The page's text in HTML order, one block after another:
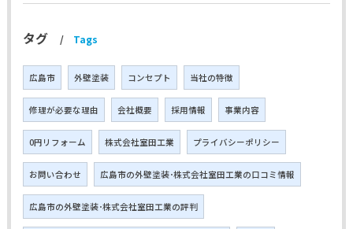
タグ Tags
広島市 外壁塗装 コンセプト 当社の特徴
修理が必要な理由 会社概要 採用情報 事業内容
0円リフォーム 株式会社室田工業 プライバシーポリシー
お問い合わせ 広島市の外壁塗装･株式会社室田工業の口コミ情報
広島市の外壁塗装･株式会社室田工業の評判